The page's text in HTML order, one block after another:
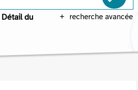
recherche avancée
Détail du